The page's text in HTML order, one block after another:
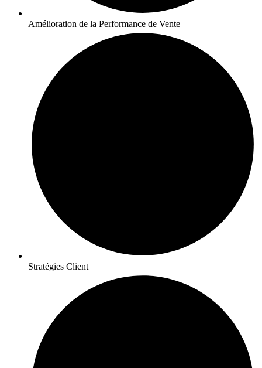
Amélioration de la Performance de Vente
Stratégies Client